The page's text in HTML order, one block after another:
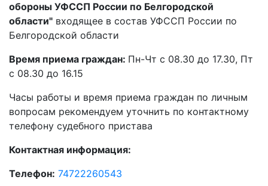
обороны УФССП России по Белгородской
области" входящее в состав УФССП России по
Белгородской области
Время приема граждан: Пн-Чт с 08.30 до 17.30, Пт
с 08.30 до 16.15
Часы работы и время приема граждан по личным
вопросам рекомендуем уточнить по контактному
телефону судебного пристава
Контактная информация:
Телефон: 74722260543